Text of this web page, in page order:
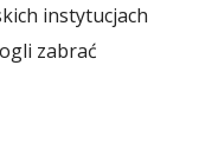
instytucjach
zabrać